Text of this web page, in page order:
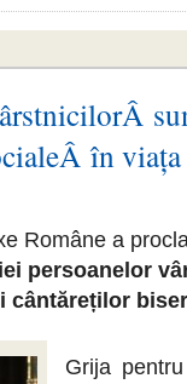
în
Române a
persoanelor
cântăreților
Grija